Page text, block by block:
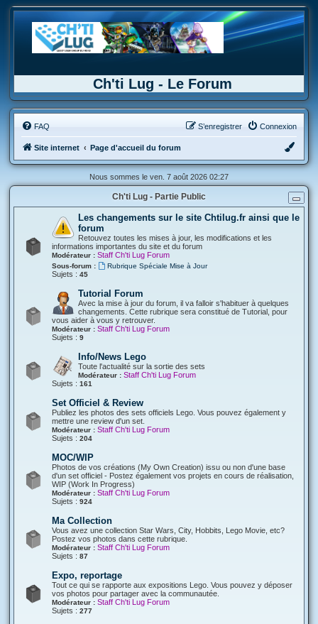
Ch'ti Lug - Le Forum
FAQ Connexion
S’enregistrer
Site internet Page d'accueil du forum
Nous sommes le ven. 7 août 2026 02:27
Ch'ti Lug - Partie Public
Les changements sur le site Chtilug.fr ainsi que le
forum
Retouvez toutes les mises à jour, les modifications et les
informations importantes du site et du forum
Modérateur : Staff Ch'ti Lug Forum
Sous-forum : Rubrique Spéciale Mise à Jour
Sujets : 45
Tutorial Forum
Avec la mise à jour du forum, il va falloir s'habituer à quelques
changements. Cette rubrique sera constitué de Tutorial, pour
vous aider à vous y retrouver.
Modérateur : Staff Ch'ti Lug Forum
Sujets : 9
Info/News Lego
Toute l'actualité sur la sortie des sets
Modérateur : Staff Ch'ti Lug Forum
Sujets : 161
Set Officiel & Review
Publiez les photos des sets officiels Lego. Vous pouvez également y
mettre une review d'un set.
Modérateur : Staff Ch'ti Lug Forum
Sujets : 204
MOC/WIP
Photos de vos créations (My Own Creation) issu ou non d'une base
d'un set officiel - Postez également vos projets en cours de réalisation,
WIP (Work In Progress)
Modérateur : Staff Ch'ti Lug Forum
Sujets : 924
Ma Collection
Vous avez une collection Star Wars, City, Hobbits, Lego Movie, etc?
Postez vos photos dans cette rubrique.
Modérateur : Staff Ch'ti Lug Forum
Sujets : 87
Expo, reportage
Tout ce qui se rapporte aux expositions Lego. Vous pouvez y déposer
vos photos pour partager avec la communautée.
Modérateur : Staff Ch'ti Lug Forum
Sujets : 277